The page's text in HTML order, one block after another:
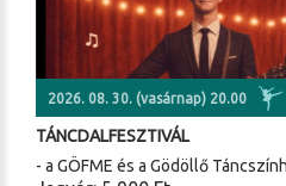
2026. 08. 30. (vasárnap) 20.00
TÁNCDALFESZTIVÁL
- a GÖFME és a Gödöllő